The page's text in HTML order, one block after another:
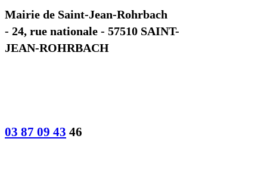
Mairie de Saint-Jean-Rohrbach
- 24, rue nationale - 57510 SAINT-
JEAN-ROHRBACH
03 87 09 43 46